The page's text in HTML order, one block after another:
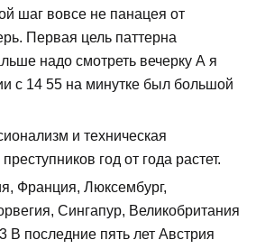
шаг вовсе не панацея от
Первая цель паттерна
надо смотреть вечерку А я
с 14 55 на минутке был большой
и техническая
год от года растет.
Франция, Люксембург,
Сингапур, Великобритания
В последние пять лет Австрия